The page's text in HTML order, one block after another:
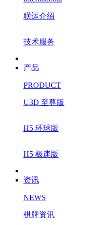
联运介绍
技术服务
产品
PRODUCT
U3D 至尊版
H5 环球版
H5 极速版
资讯
NEWS
棋牌资讯